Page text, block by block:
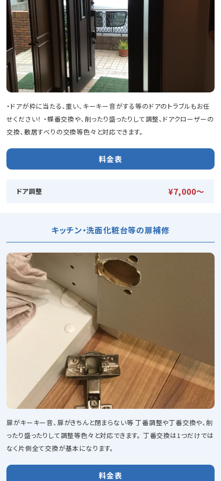
・ドアが枠に当たる、重い、キーキー音がする等のドアのトラブルもお任
せください！ ・蝶番交換や、削ったり盛ったりして調整、ドアクローザーの
交換、敷居すべりの交換等色々と対応できます。
料金表
ドア調整 ¥7,000〜
キッチン・洗面化粧台等の扉補修
扉がキーキー音、扉がきちんと閉まらない等 丁番調整や丁番交換や、削
ったり盛ったりして調整等色々と対応できます。 丁番交換は1つだけでは
なく片側全て交換が基本になります。
料金表